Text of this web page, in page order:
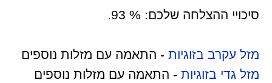
סיכויי ההצלחה שלכם: % 93.
מזל עקרב בזוגיות- התאמה עם מזלות נוספים
מזל גדי בזוגיות- התאמה עם מזלות נוספים